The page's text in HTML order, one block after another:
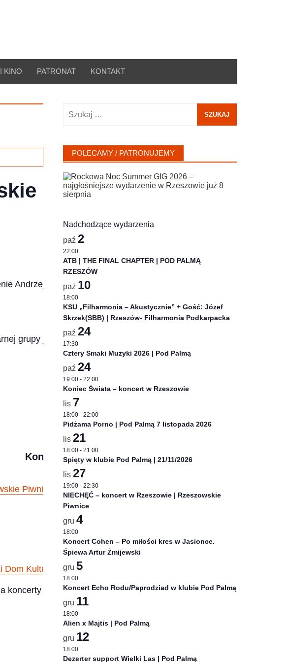
KINO PATRONAT KONTAKT
Andrzeja Zauchy. Piosenki wykonywane z zespołem
Marian Pawlik
grupy jazz-rockowej Dżamble (1969), z którą współpracowali
Koncerty w ramach 10 edycji Rzeszów Jazz Festiwal
Piwnice
Dom Kultury w Rzeszowie
koncerty w ramach Rzeszów Jazz Festiwal dostępne na stronie:
POLECAMY / PATRONUJEMY
Nadchodzące wydarzenia
paź 2
22:00
ATB | THE FINAL CHAPTER | POD PALMĄ
RZESZÓW
paź 10
18:00
KSU „Filharmonia – Akustycznie” + Gość: Józef
Skrzek(SBB) | Rzeszów- Filharmonia Podkarpacka
paź 24
17:30
Cztery Smaki Muzyki 2026 | Pod Palmą
paź 24
19:00- 22:00
Koniec Świata – koncert w Rzeszowie
lis 7
18:00- 22:00
Pidżama Porno | Pod Palmą 7 listopada 2026
lis 21
18:00- 21:00
Spięty w klubie Pod Palmą | 21/11/2026
lis 27
19:00- 22:30
NIECHĘĆ – koncert w Rzeszowie | Rzeszowskie
Piwnice
gru 4
18:00
Koncert Cohen – Po miłości kres w Jasionce.
Śpiewa Artur Żmijewski
gru 5
18:00
Koncert Echo Rodu/Paprodziad w klubie Pod Palmą
gru 11
18:00
Alien x Majtis | Pod Palmą
gru 12
18:00
Dezerter support Wielki Las | Pod Palmą